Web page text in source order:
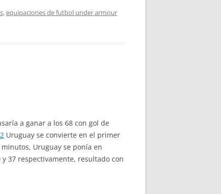
,equipaciones de futbol under armour
a ganar a los 68 con gol de
Uruguay se convierte en el primer
Uruguay se ponía en
37 respectivamente, resultado con